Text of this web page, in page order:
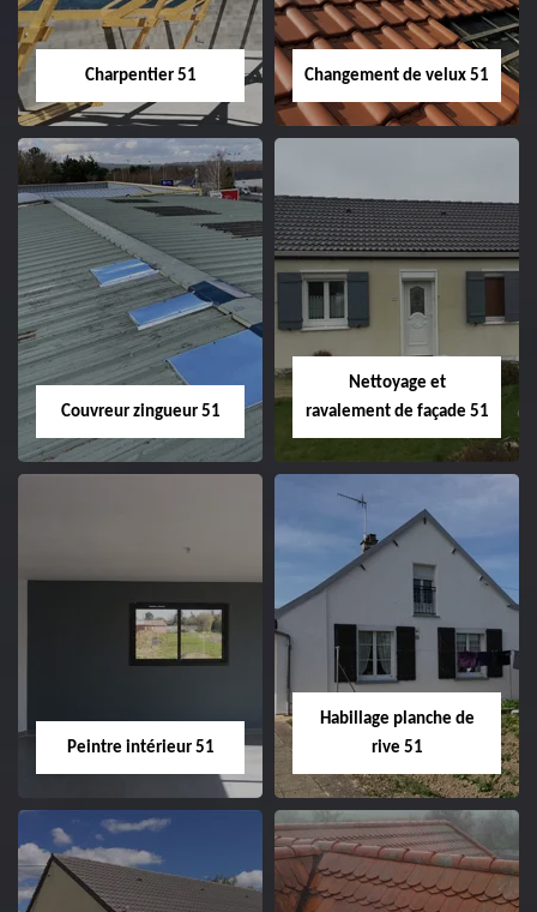
Charpentier 51
Charpentier 51
Changement de velux 51
Changement de
velux 51
Couvreur zingueur 51
51
Nettoyage et
ravalement de façade 51
Nettoyage et
ravalement de
façade 51
Peintre intérieur 51
Habillage planche de
rive 51